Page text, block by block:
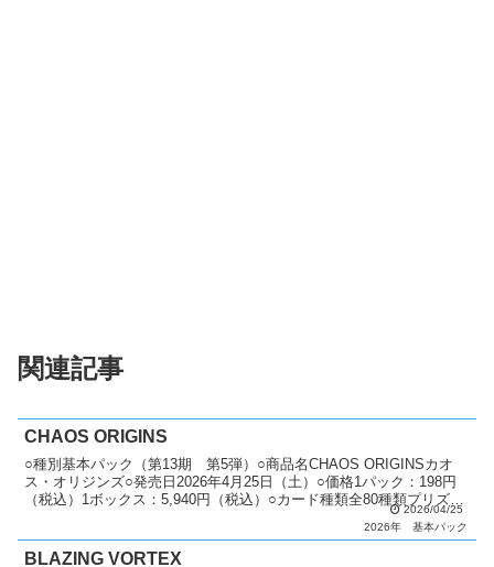
関連記事
CHAOS ORIGINS
○種別基本パック（第13期 第5弾）○商品名CHAOS ORIGINSカオ
ス・オリジンズ○発売日2026年4月25日（土）○価格1パック：198円
（税込）1ボックス：5,940円（税込）○カード種類全80種類プリズマ
2026/04/25
2026年
基本パック
BLAZING VORTEX